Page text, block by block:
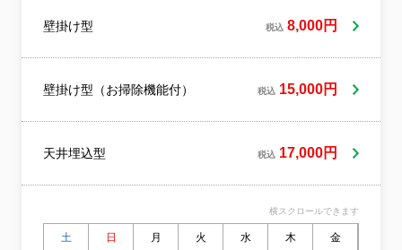
せません。見えないところにもカビは繁殖
しております。年に一度はエアコンクリー
盟店！
壁掛け型 税込 8,000円
壁掛け型（お掃除機能付） 税込 15,000円
天井埋込型 税込 17,000円
横スクロールできます
土 日 月 火 水 木 金